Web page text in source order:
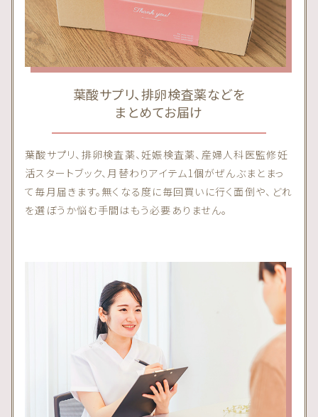
葉酸サプリ、排卵検査薬などを
まとめてお届け
葉酸サプリ、排卵検査薬、妊娠検査薬、産婦人科医監修妊
活スタートブック、月替わりアイテム1個がぜんぶまとまっ
て毎月届きます。無くなる度に毎回買いに行く面倒や、どれ
を選ぼうか悩む手間はもう必要ありません。